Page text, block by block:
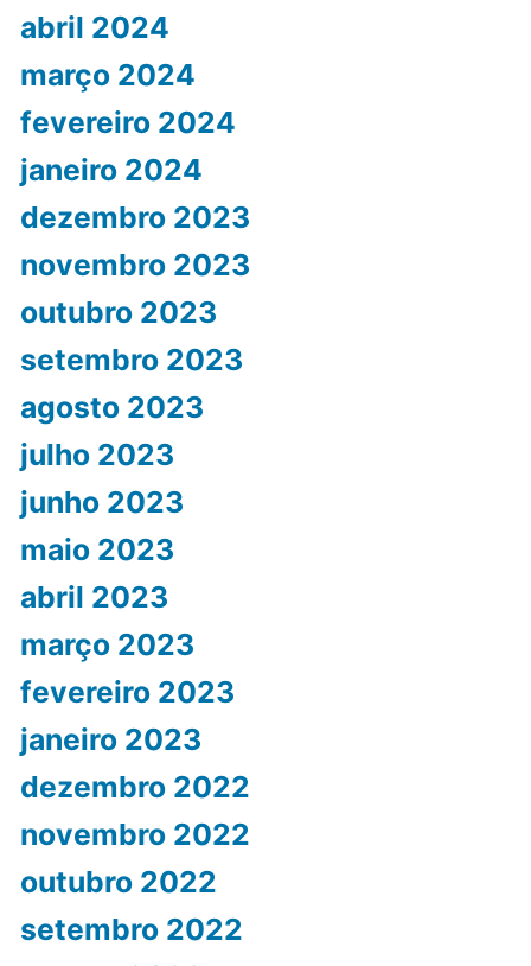
abril 2024
março 2024
fevereiro 2024
janeiro 2024
dezembro 2023
novembro 2023
outubro 2023
setembro 2023
agosto 2023
julho 2023
junho 2023
maio 2023
abril 2023
março 2023
fevereiro 2023
janeiro 2023
dezembro 2022
novembro 2022
outubro 2022
setembro 2022